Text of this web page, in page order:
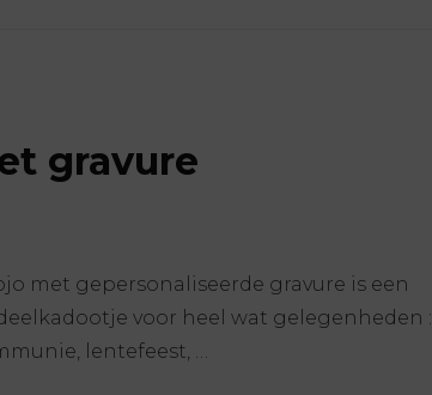
gravure
met gepersonaliseerde gravure is een
voor heel wat gelegenheden :
lentefeest, …